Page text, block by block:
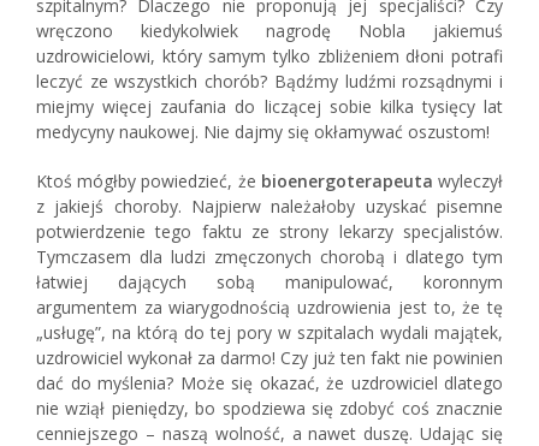
szpitalnym? Dlaczego nie proponują jej specjaliści? Czy
wręczono kiedykolwiek nagrodę Nobla jakiemuś
uzdrowicielowi, który samym tylko zbliżeniem dłoni potrafi
leczyć ze wszystkich chorób? Bądźmy ludźmi rozsądnymi i
miejmy więcej zaufania do liczącej sobie kilka tysięcy lat
medycyny naukowej. Nie dajmy się okłamywać oszustom!
Ktoś mógłby powiedzieć, że bioenergoterapeuta wyleczył
z jakiejś choroby. Najpierw należałoby uzyskać pisemne
potwierdzenie tego faktu ze strony lekarzy specjalistów.
Tymczasem dla ludzi zmęczonych chorobą i dlatego tym
łatwiej dających sobą manipulować, koronnym
argumentem za wiarygodnością uzdrowienia jest to, że tę
„usługę”, na którą do tej pory w szpitalach wydali majątek,
uzdrowiciel wykonał za darmo! Czy już ten fakt nie powinien
dać do myślenia? Może się okazać, że uzdrowiciel dlatego
nie wziął pieniędzy, bo spodziewa się zdobyć coś znacznie
cenniejszego – naszą wolność, a nawet duszę. Udając się